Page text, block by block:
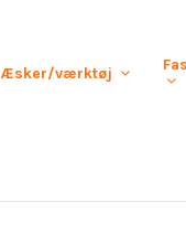
Æsker/værktøj